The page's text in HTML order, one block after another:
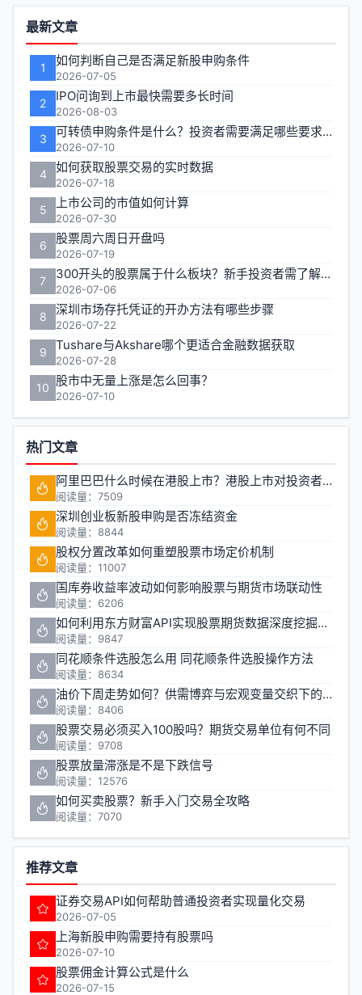
章
列
表
-
第
页
功
能
区
最新文章
1 如何判断自己是否满足新股申购条件
2026-07-05
2 IPO问询到上市最快需要多长时间
2026-08-03
3 可转债申购条件是什么？投资者需要满足哪些要求才能参与打新
2026-07-10
4 如何获取股票交易的实时数据
2026-07-18
5 上市公司的市值如何计算
2026-07-30
6 股票周六周日开盘吗
2026-07-19
7 300开头的股票属于什么板块？新手投资者需了解的创业板基础
2026-07-06
8 深圳市场存托凭证的开办方法有哪些步骤
2026-07-22
9 Tushare与Akshare哪个更适合金融数据获取
2026-07-28
10 股市中无量上涨是怎么回事？
2026-07-10
热门文章
阿里巴巴什么时候在港股上市？港股上市对投资者有什么影响
阅读量：7509
深圳创业板新股申购是否冻结资金
阅读量：8844
股权分置改革如何重塑股票市场定价机制
阅读量：11007
国库券收益率波动如何影响股票与期货市场联动性
阅读量：6206
如何利用东方财富API实现股票期货数据深度挖掘与量化交易
阅读量：9847
同花顺条件选股怎么用 同花顺条件选股操作方法
阅读量：8634
油价下周走势如何？供需博弈与宏观变量交织下的投资机会解析
阅读量：8406
股票交易必须买入100股吗？期货交易单位有何不同
阅读量：9708
股票放量滞涨是不是下跌信号
阅读量：12576
如何买卖股票？新手入门交易全攻略
阅读量：7070
推荐文章
证券交易API如何帮助普通投资者实现量化交易
2026-07-05
上海新股申购需要持有股票吗
2026-07-10
股票佣金计算公式是什么
2026-07-15